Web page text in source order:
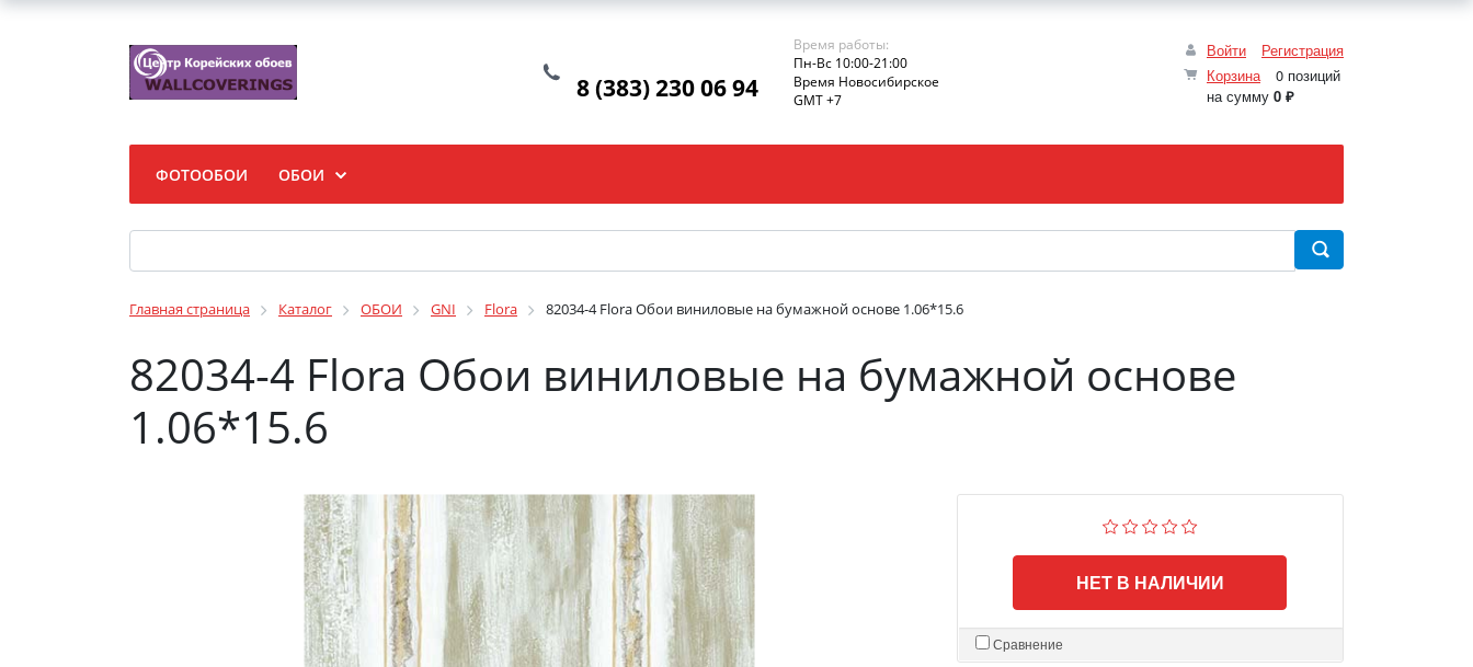
Войти
Регистрация
Корзина
0 позиций
на сумму 0 ₽
8 (383) 230 06 94
Время работы:
Пн-Вс 10:00-21:00
Время Новосибирское
GMT +7
ФОТООБОИ ОБОИ
Главная страница Каталог ОБОИ GNI Flora 82034-4 Flora Обои виниловые на бумажной основе 1.06*15.6
82034-4 Flora Обои виниловые на бумажной основе
1.06*15.6
НЕТ В НАЛИЧИИ
Сравнение